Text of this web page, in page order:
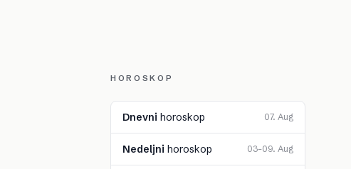
HOROSKOP
Dnevni horoskop 07. Aug
Nedeljni horoskop 03–09. Aug